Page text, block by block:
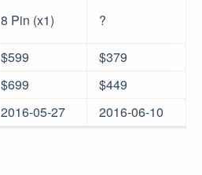
8 Pin (x1) ?
$599
$379
$699
$449
2016-05-27 2016-06-10